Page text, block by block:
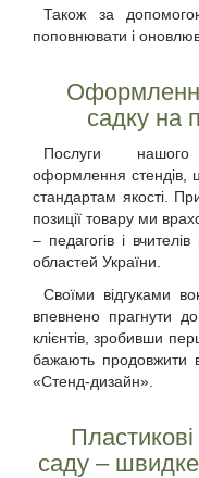
Також за
поповнювати і
садку на
Послуги нашого
оформлення стендів,
стандартам якості.
позиції товару ми
– педагогів і
областей України.
Своїми відгуками
впевнено прагнути
клієнтів, зробивши
бажають продовжити
«Стенд-дизайн».
саду – швидке